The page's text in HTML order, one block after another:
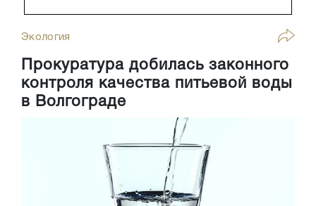
Экология
Прокуратура добилась законного
контроля качества питьевой воды
в Волгограде